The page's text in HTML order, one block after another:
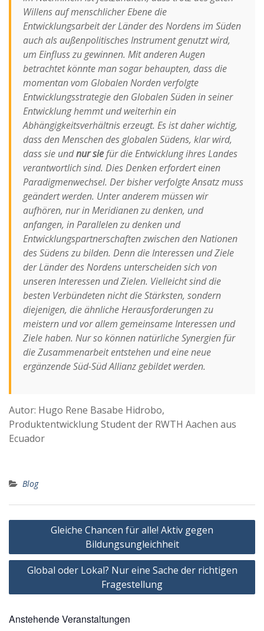
Willens auf menschlicher Ebene die
Entwicklungsarbeit der Länder des Nordens im Süden
auch als außenpolitisches Instrument genutzt wird,
um Einfluss zu gewinnen. Mit anderen Augen
betrachtet könnte man sogar behaupten, dass die
momentan vom Globalen Norden verfolgte
Entwicklungsstrategie den Globalen Süden in seiner
Entwicklung hemmt und weiterhin ein
Abhängigkeitsverhältnis erzeugt. Es ist daher wichtig,
dass den Menschen des globalen Südens, klar wird,
dass sie undnur siefür die Entwicklung ihres Landes
verantwortlich sind. Dies Denken erfordert einen
Paradigmenwechsel. Der bisher verfolgte Ansatz muss
geändert werden. Unter anderem müssen wir
aufhören, nur in Meridianen zu denken, und
anfangen, in Parallelen zu denken und
Entwicklungspartnerschaften zwischen den Nationen
des Südens zu bilden. Denn die Interessen und Ziele
der Länder des Nordens unterscheiden sich von
unseren Interessen und Zielen. Vielleicht sind die
besten Verbündeten nicht die Stärksten, sondern
diejenigen, die ähnliche Herausforderungen zu
meistern und vor allem gemeinsame Interessen und
Ziele haben. Nur so können natürliche Synergien für
die Zusammenarbeit entstehen und eine neue
ergänzende Süd-Süd Allianz gebildet werden.
Autor: Hugo Rene Basabe Hidrobo,
Produktentwicklung Student der RWTH Aachen aus
Ecuador
Blog
Beitragsnavigation
Gleiche Chancen für alle! Aktiv gegen
Bildungsungleichheit
Global oder Lokal? Nur eine Sache der richtigen
Fragestellung
Anstehende Veranstaltungen